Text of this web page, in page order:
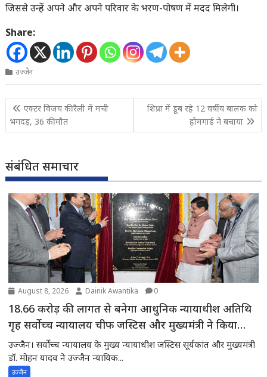
जिससे उन्हें अपने और अपने परिवार के भरण-पोषण में मदद मिलेगी।
Share:
उज्जैन
Post
navigation
एक्टर विजय की रैली में मची
भगदड़, 36 की मौत
शिप्रा में डूब रहे 12 वर्षीय बालक को
होमगार्ड ने बचाया
संबंधित समाचार
August 8, 2026 Dainik Awantika 0
18.66 करोड़ की लागत से बनेगा आधुनिक न्यायाधीश अतिथि
गृह सर्वोच्च न्यायालय चीफ जस्टिस और मुख्यमंत्री ने किया
भूमिपूजन
उज्जैन। सर्वोच्च न्यायालय के मुख्य न्यायाधीश जस्टिस सूर्यकांत और मुख्यमंत्री
डॉ. मोहन यादव ने उज्जैन न्यायिक...
उज्जैन